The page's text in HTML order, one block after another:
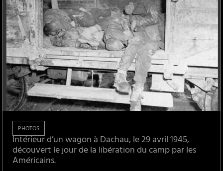
PHOTOS
Intérieur d’un wagon à Dachau, le 29 avril 1945,
découvert le jour de la libération du camp par les
Américains.